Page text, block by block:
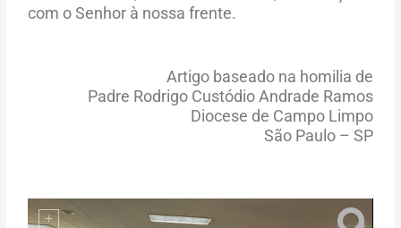
com o Senhor à nossa frente.
Artigo baseado na homilia de
Padre Rodrigo Custódio Andrade Ramos
Diocese de Campo Limpo
São Paulo – SP